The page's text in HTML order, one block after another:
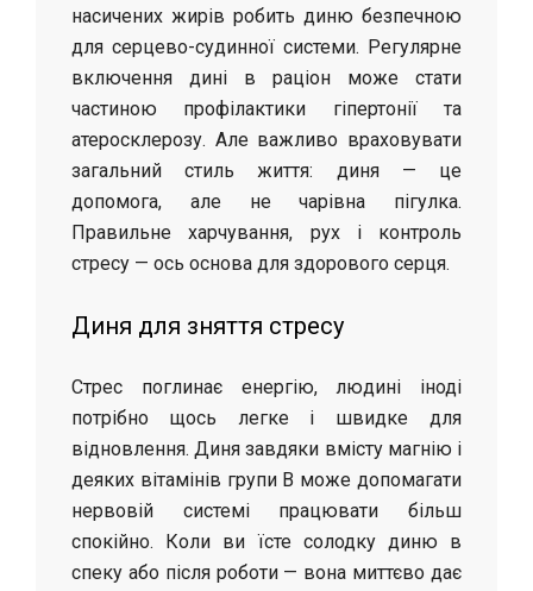
насичених жирів робить диню безпечною
для серцево-судинної системи. Регулярне
включення дині в раціон може стати
частиною профілактики гіпертонії та
атеросклерозу. Але важливо враховувати
загальний стиль життя: диня — це
допомога, але не чарівна пігулка.
Правильне харчування, рух і контроль
стресу — ось основа для здорового серця.
Диня для зняття стресу
Стрес поглинає енергію, людині іноді
потрібно щось легке і швидке для
відновлення. Диня завдяки вмісту магнію і
деяких вітамінів групи B може допомагати
нервовій системі працювати більш
спокійно. Коли ви їсте солодку диню в
спеку або після роботи — вона миттєво дає